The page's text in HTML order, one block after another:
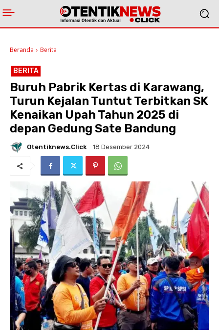
Beranda Berita
BERITA
Buruh Pabrik Kertas di Karawang,
Turun Kejalan Tuntut Terbitkan SK
Kenaikan Upah Tahun 2025 di
depan Gedung Sate Bandung
Otentiknews.click 18 Desember 2024